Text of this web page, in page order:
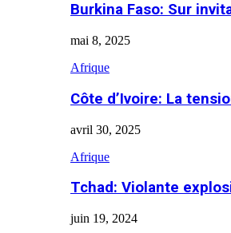
Burkina Faso: Sur
mai 8, 2025
Afrique
Côte d’Ivoire: La
avril 30, 2025
Afrique
Tchad: Violante
juin 19, 2024